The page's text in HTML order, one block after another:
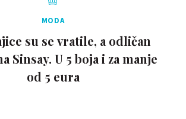
MODA
su se vratile, a odličan
Sinsay. U 5 boja i za manje
od 5 eura